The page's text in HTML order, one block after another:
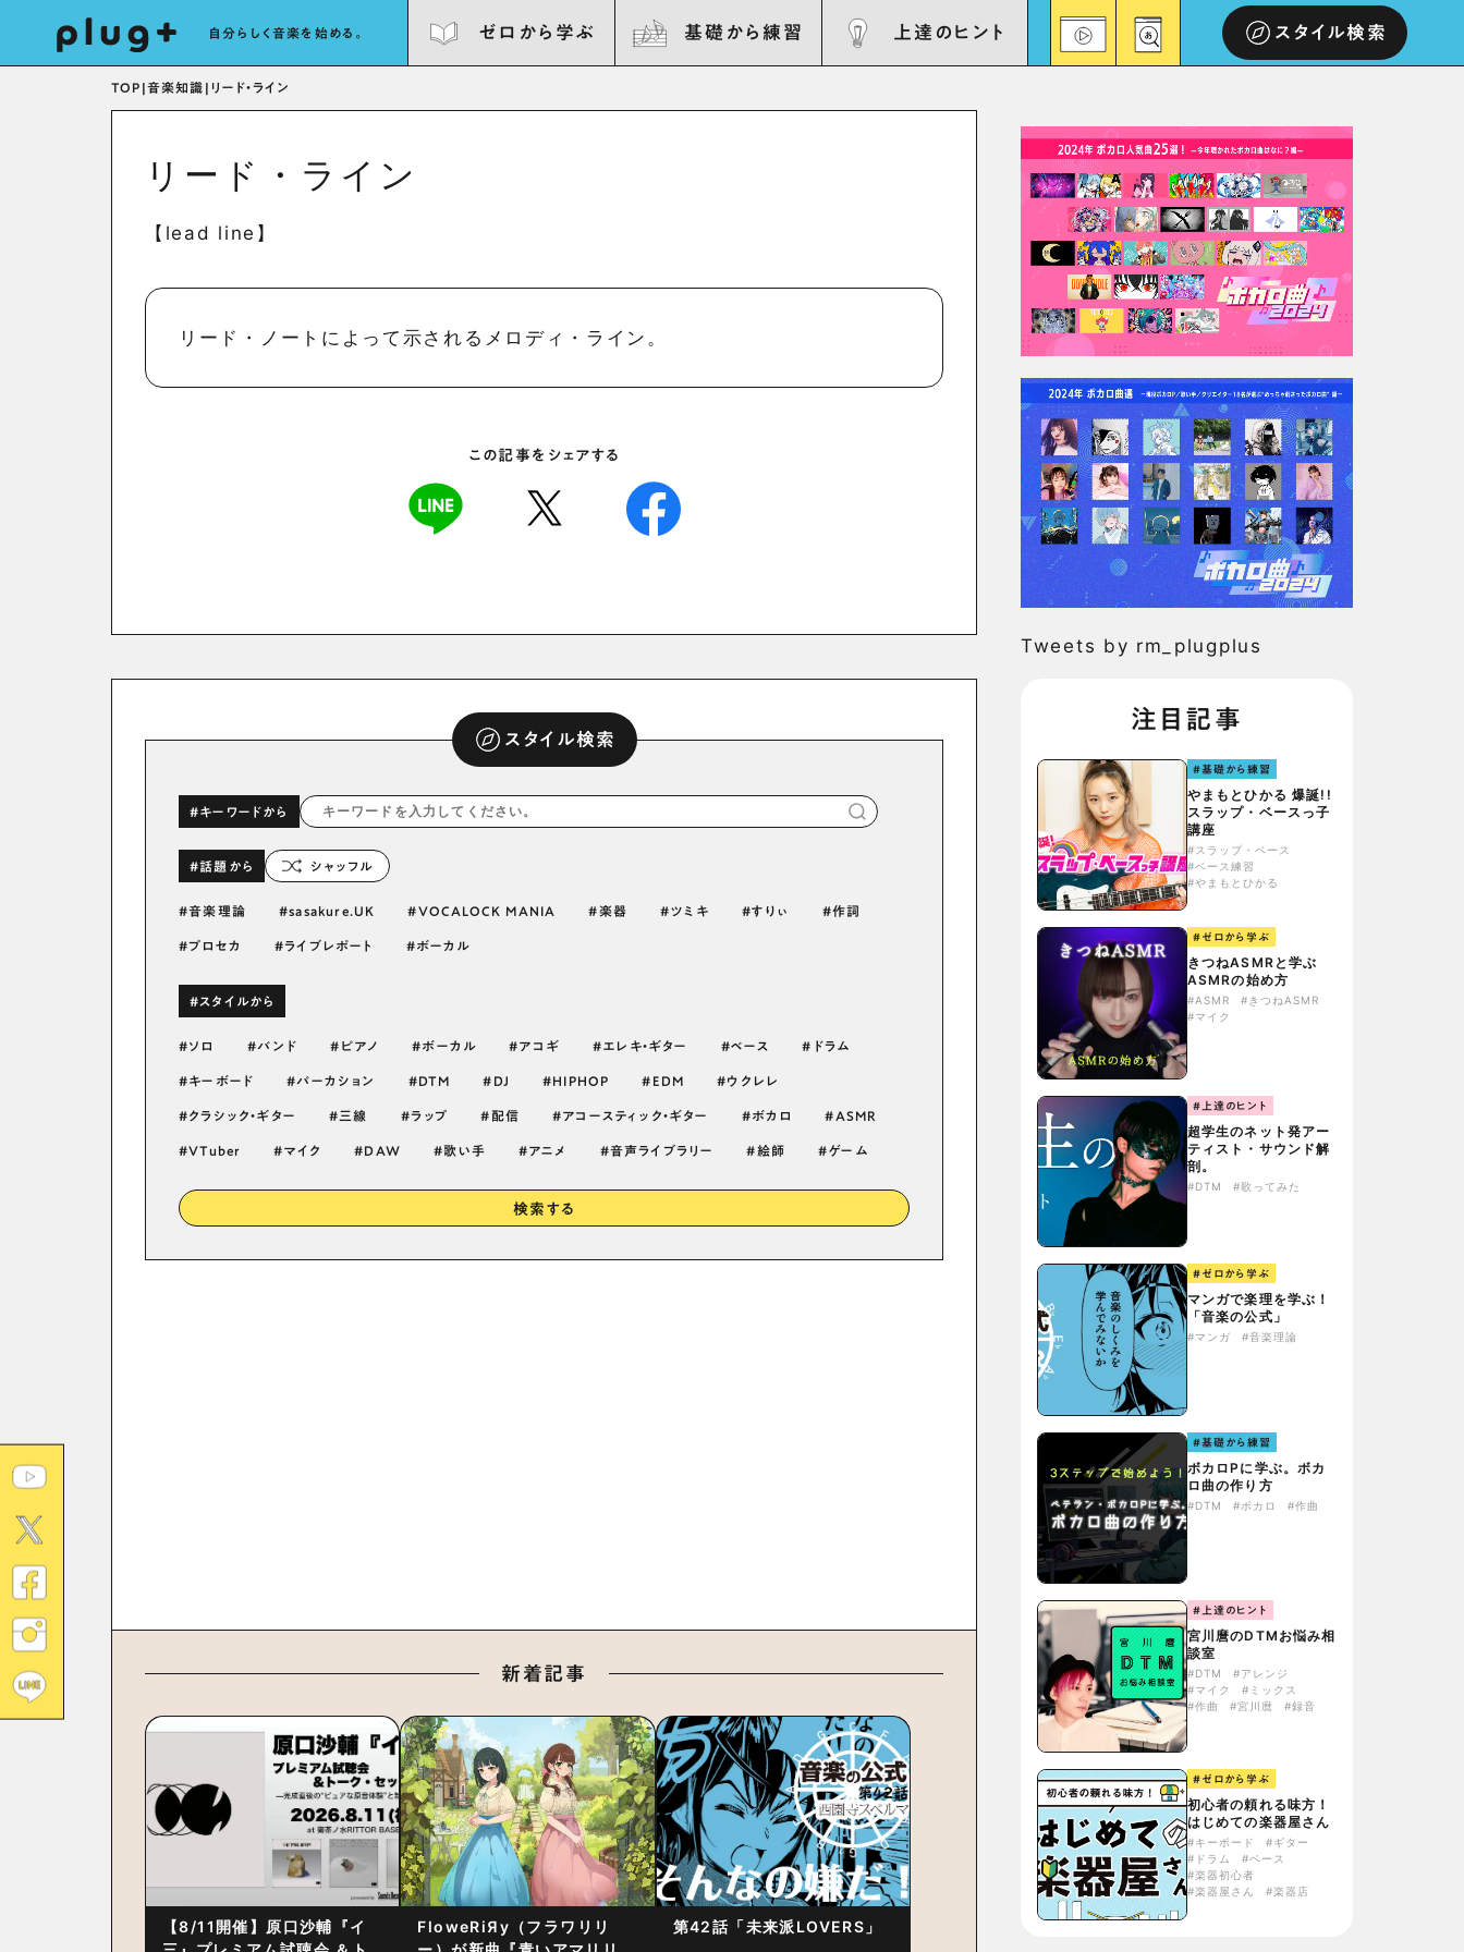
自分らしく音楽を始める。 ゼロから学ぶ 基礎から練習 上達のヒント スタイル検索
TOP |音楽知識 | リード・ライン
リード・ライン
【lead line】
リード・ノートによって示されるメロディ・ライン。
この記事をシェアする
スタイル検索
#キーワードから
#話題から シャッフル
音楽理論 sasakure.UK VOCALOCK MANIA 楽器 ツミキ すりぃ 作詞
プロセカ ライブレポート ボーカル
#スタイルから
ソロ バンド ピアノ ボーカル アコギ エレキ・ギター ベース ドラム
キーボード パーカション DTM DJ HIPHOP EDM ウクレレ
クラシック・ギター 三線 ラップ 配信 アコースティック・ギター ボカロ ASMR
VTuber マイク DAW 歌い手 アニメ 音声ライブラリー 絵師 ゲーム
検索する
新着記事
【8/11開催】原口沙輔『イ
FloweRiЯy（フラワリリ
第42話「未来派LOVERS」
Tweets by rm_plugplus
注目記事
#基礎から練習
やまもとひかる 爆誕!!
スラップ・ベースっ子
講座
#スラップ・ベース
#ベース練習
#やまもとひかる
#ゼロから学ぶ
きつねASMRと学ぶ
ASMRの始め方
#ASMR
#きつねASMR
#マイク
#上達のヒント
超学生のネット発アー
ティスト・サウンド解
剖。
#DTM #歌ってみた
#ゼロから学ぶ
マンガで楽理を学ぶ！
「音楽の公式」
#マンガ #音楽理論
#基礎から練習
ボカロPに学ぶ。ボカ
ロ曲の作り方
#DTM #ボカロ #作曲
#上達のヒント
宮川麿のDTMお悩み相
談室
#DTM
#アレンジ
#マイク
#ミックス
#作曲
#宮川麿 #録音
#ゼロから学ぶ
初心者の頼れる味方！
はじめての楽器屋さん
#キーボード
#ギター
#ドラム
#ベース
#楽器初心者
#楽器屋さん
#楽器店